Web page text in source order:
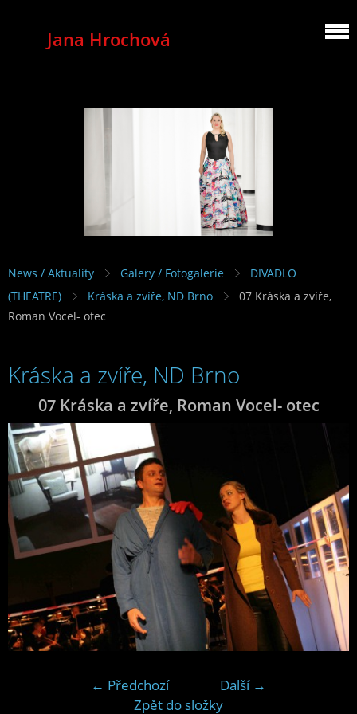
Jana Hrochová
MEZZOSOPRANO
News / Aktuality Galery / Fotogalerie
DIVADLO
(THEATRE)
Kráska a zvíře, ND Brno
07 Kráska a zvíře,
Roman Vocel- otec
Kráska a zvíře, ND Brno
07 Kráska a zvíře, Roman Vocel- otec
← Předchozí
Další →
Zpět do složky